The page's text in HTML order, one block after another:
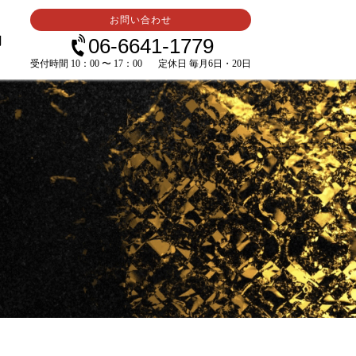
お問い合わせ
06-6641-1779
受付時間 10：00 〜 17：00 定休日 毎月6日・20日